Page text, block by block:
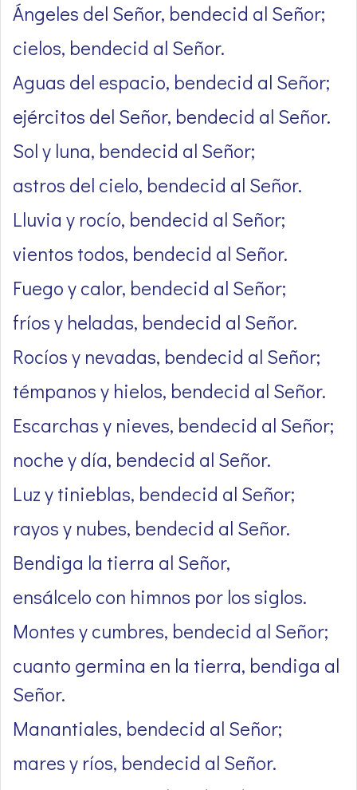
Ángeles del Señor, bendecid al Señor;
cielos, bendecid al Señor.
Aguas del espacio, bendecid al Señor;
ejércitos del Señor, bendecid al Señor.
Sol y luna, bendecid al Señor;
astros del cielo, bendecid al Señor.
Lluvia y rocío, bendecid al Señor;
vientos todos, bendecid al Señor.
Fuego y calor, bendecid al Señor;
fríos y heladas, bendecid al Señor.
Rocíos y nevadas, bendecid al Señor;
témpanos y hielos, bendecid al Señor.
Escarchas y nieves, bendecid al Señor;
noche y día, bendecid al Señor.
Luz y tinieblas, bendecid al Señor;
rayos y nubes, bendecid al Señor.
Bendiga la tierra al Señor,
ensálcelo con himnos por los siglos.
Montes y cumbres, bendecid al Señor;
cuanto germina en la tierra, bendiga al
Señor.
Manantiales, bendecid al Señor;
mares y ríos, bendecid al Señor.